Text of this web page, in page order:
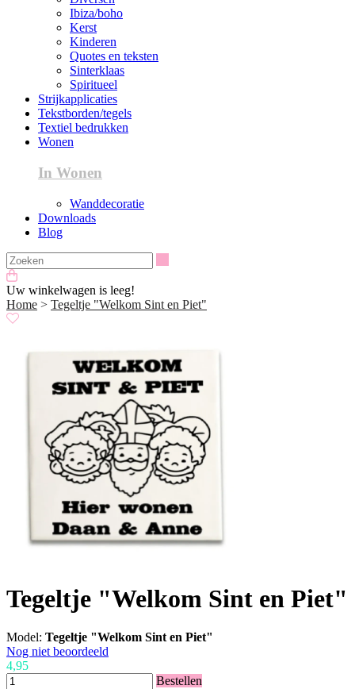
Ibiza/boho
Kerst
Kinderen
Quotes en teksten
Sinterklaas
Spiritueel
Strijkapplicaties
Tekstborden/tegels
Textiel bedrukken
Wonen
In Wonen
Wanddecoratie
Downloads
Blog
Uw winkelwagen is leeg!
Home > Tegeltje "Welkom Sint en Piet"
Tegeltje "Welkom Sint en Piet"
Model: Tegeltje "Welkom Sint en Piet"
Nog niet beoordeeld
4,95
Bestellen